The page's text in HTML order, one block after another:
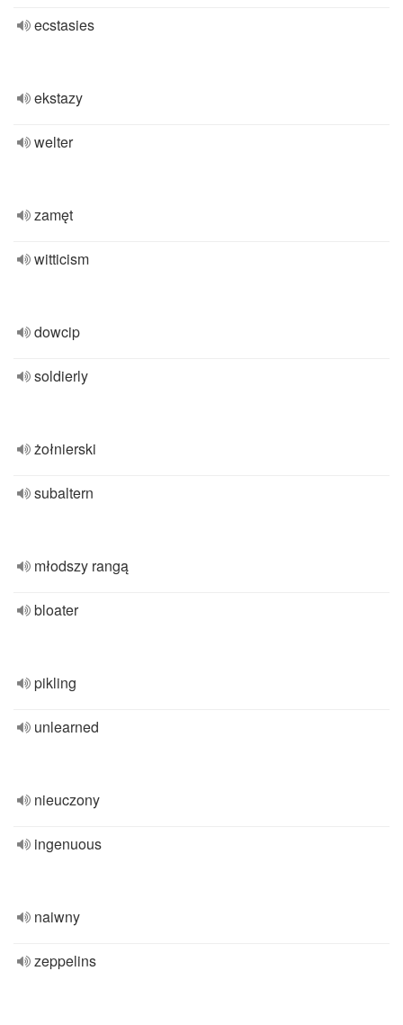
ecstasies
ekstazy
welter
zamęt
witticism
dowcip
soldierly
żołnierski
subaltern
młodszy rangą
bloater
pikling
unlearned
nieuczony
ingenuous
naiwny
zeppelins